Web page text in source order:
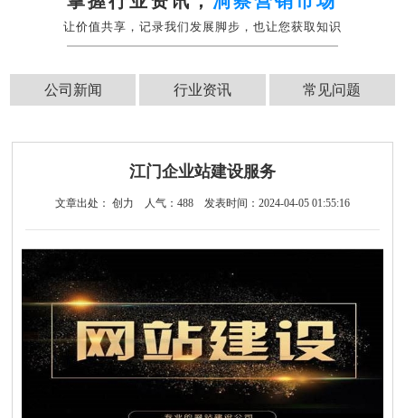
让价值共享，记录我们发展脚步，也让您获取知识
公司新闻 行业资讯 常见问题
江门企业站建设服务
文章出处： 创力 人气： 488 发表时间：2024-04-05 01:55:16